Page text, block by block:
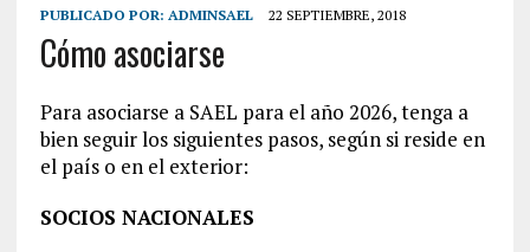
PUBLICADO POR: ADMINSAEL 22 SEPTIEMBRE, 2018
Cómo asociarse
Para asociarse a SAEL para el año 2026, tenga a
bien seguir los siguientes pasos, según si reside en
el país o en el exterior:
SOCIOS NACIONALES